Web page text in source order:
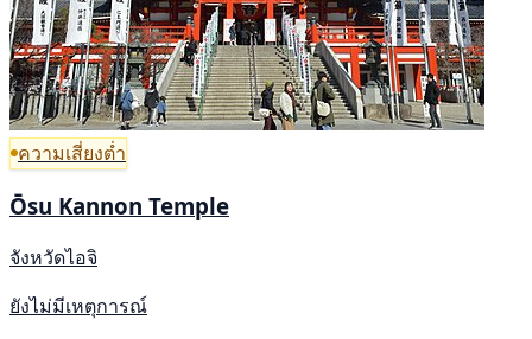
ความเสี่ยงต่ำ
Ōsu Kannon Temple
จังหวัดไอจิ
ยังไม่มีเหตุการณ์